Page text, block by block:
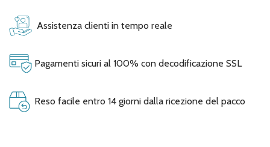
Assistenza clienti in tempo reale
Pagamenti sicuri al 100% con decodificazione SSL
Reso facile entro 14 giorni dalla ricezione del pacco